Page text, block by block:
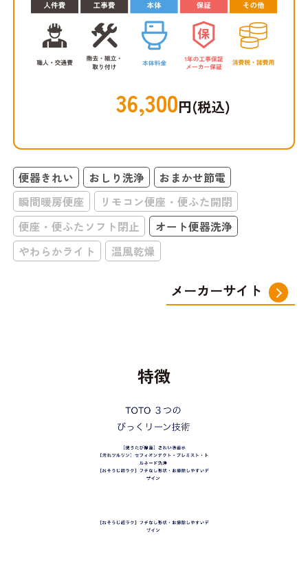
36,300円(税込)
便器きれい おしり洗浄
おまかせ節電
瞬間暖房便座
リモコン便座・便ふた開閉
便座・便ふたソフト閉止
オート便器洗浄
やわらかライト
温風乾燥
メーカーサイト
特徴